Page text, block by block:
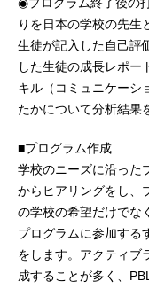
◉プログラム終了後の
りを日本の学校の先生
生徒が記入した自己評
した生徒の成長レポー
キル（コミュニケーシ
たかについて分析結果
■プログラム作成
学校のニーズに沿った
からヒアリングをし、
の学校の希望だけでな
プログラムに参加する
をします。アクティブ
成することが多く、